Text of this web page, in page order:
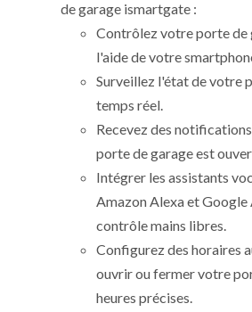
de garage ismartgate :
Contrôlez votre porte de
l'aide de votre
Surveillez l'état de votre
temps réel.
Recevez des
porte de garage est
Intégrer les assistants
Amazon Alexa et Google
contrôle mains libres.
Configurez des horaires
ouvrir ou fermer votre
heures précises.